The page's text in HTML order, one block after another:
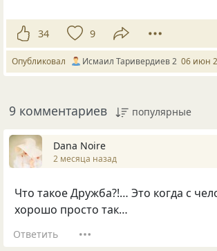
34 9
Опубликовал Исмаил Таривердиев 2 06 июн
9 комментариев популярные
Dana Noire
2 месяца назад
Что такое Дружба?!… Это когда с
хорошо просто так…
Ответить